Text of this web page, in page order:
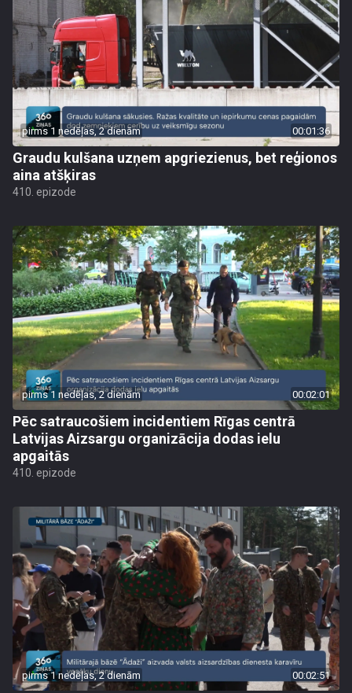
pirms 1 nedēļas, 2 dienām 00:01:36
Graudu kulšana uzņem apgriezienus, bet reģionos
aina atšķiras
410. epizode
pirms 1 nedēļas, 2 dienām 00:02:01
Pēc satraucošiem incidentiem Rīgas centrā
Latvijas Aizsargu organizācija dodas ielu
apgaitās
410. epizode
pirms 1 nedēļas, 2 dienām 00:02:51